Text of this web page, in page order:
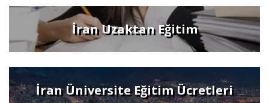
İran Uzaktan Eğitim
İran Üniversite Eğitim Ücretleri